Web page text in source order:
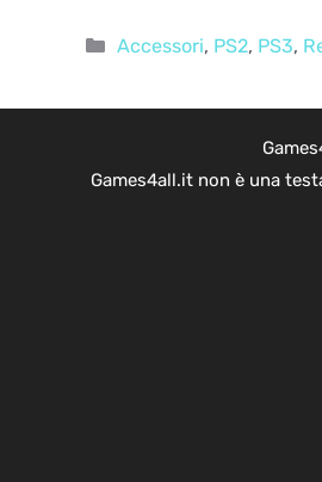
Categorie
Accessori, PS2, PS3,
Games4all.it non è una